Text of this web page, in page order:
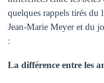
quelques rappels tirés
Jean-Marie Meyer et du
:
La différence entre les